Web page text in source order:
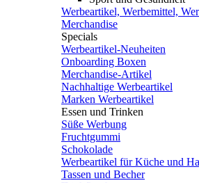
Werbeartikel, Werbemittel,
Merchandise
Specials
Werbeartikel-Neuheiten
Onboarding Boxen
Merchandise-Artikel
Nachhaltige Werbeartikel
Marken Werbeartikel
Essen und Trinken
Süße Werbung
Fruchtgummi
Schokolade
Werbeartikel für Küche und
Tassen und Becher